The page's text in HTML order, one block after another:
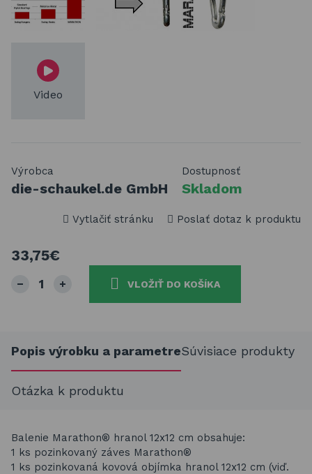
Video
Výrobca
die-schaukel.de GmbH
Dostupnosť
Skladom
Vytlačiť stránku Poslať dotaz k produktu
33,75€
VLOŽIŤ DO KOŠÍKA
Popis výrobku a parametreSúvisiace produkty
Otázka k produktu
Balenie Marathon® hranol 12x12 cm obsahuje:
1 ks pozinkovaný záves Marathon®
1 ks pozinkovaná kovová objímka hranol 12x12 cm (viď.